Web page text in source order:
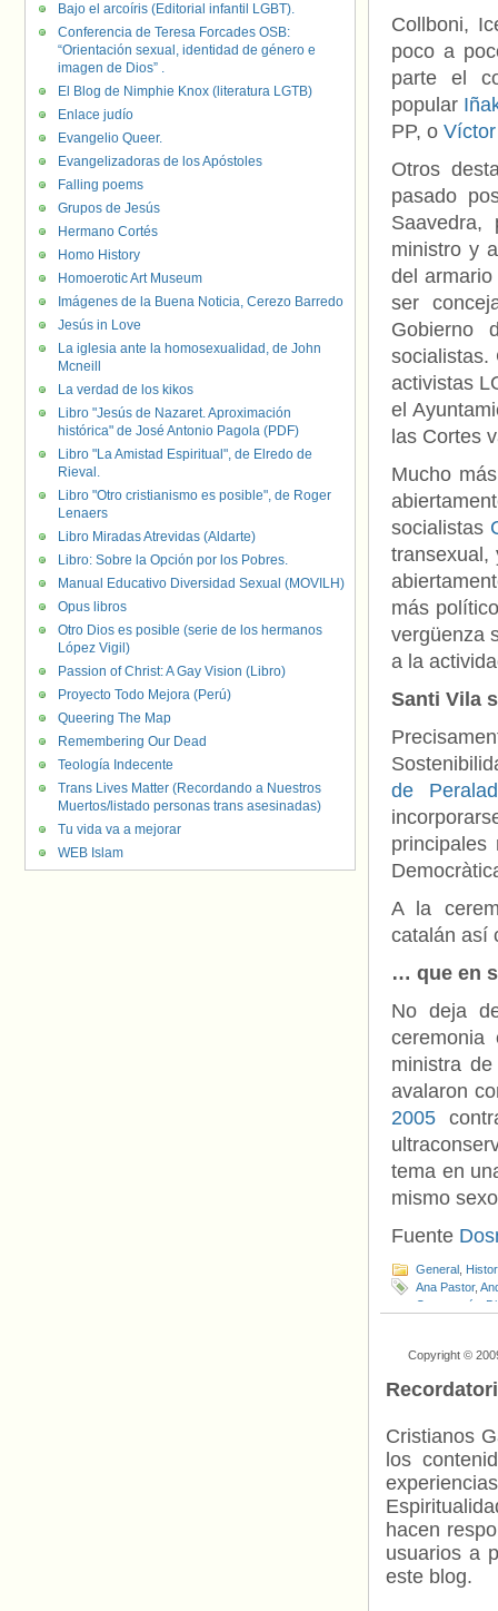
Collboni,
poco a
parte el
popular
PP, o
Otros
pasado
ministro y
del
ser
Gobierno
socialistas.
activistas
el
las Cortes
Mucho
socialistas
más
vergüenza
a la
Santi Vila
de
principales
A la
catalán así
… que en
No deja
ministra
avalaron
2005
tema en
mismo
Fuente
General
Ana Pastor,
Compromís
Copyright ©
Cristianos
los
hacen
usuarios a
este blog.
Bajo el arcoíris (Editorial infantil LGBT).
Conferencia de Teresa Forcades OSB:
“Orientación sexual, identidad de género e
imagen de Dios” .
El Blog de Nimphie Knox (literatura LGTB)
Enlace judío
Evangelio Queer.
Evangelizadoras de los Apóstoles
Falling poems
Grupos de Jesús
Hermano Cortés
Homo History
Homoerotic Art Museum
Imágenes de la Buena Noticia, Cerezo Barredo
Jesús in Love
La iglesia ante la homosexualidad, de John
Mcneill
La verdad de los kikos
Libro "Jesús de Nazaret. Aproximación
histórica" de José Antonio Pagola (PDF)
Libro "La Amistad Espiritual", de Elredo de
Rieval.
Libro "Otro cristianismo es posible", de Roger
Lenaers
Libro Miradas Atrevidas (Aldarte)
Libro: Sobre la Opción por los Pobres.
Manual Educativo Diversidad Sexual (MOVILH)
Opus libros
Otro Dios es posible (serie de los hermanos
López Vigil)
Passion of Christ: A Gay Vision (Libro)
Proyecto Todo Mejora (Perú)
Queering The Map
Remembering Our Dead
Teología Indecente
Trans Lives Matter (Recordando a Nuestros
Muertos/listado personas trans asesinadas)
Tu vida va a mejorar
WEB Islam